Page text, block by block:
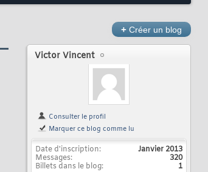
+ Créer un blog
Victor Vincent
Consulter le profil
Marquer ce blog comme lu
Date d'inscription
Janvier 2013
Messages
320
Billets dans le blog
1